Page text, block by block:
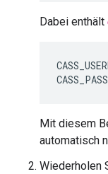
Dabei enthält
Mit diesem
automatisch
Wiederholen